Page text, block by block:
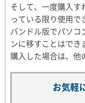
そして、一度購入
っている限り使用で
バンドル版でパソコ
ンに移すことはで
購入した場合は、他
お気軽